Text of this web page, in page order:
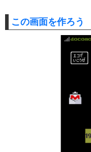
この画面を作ろう